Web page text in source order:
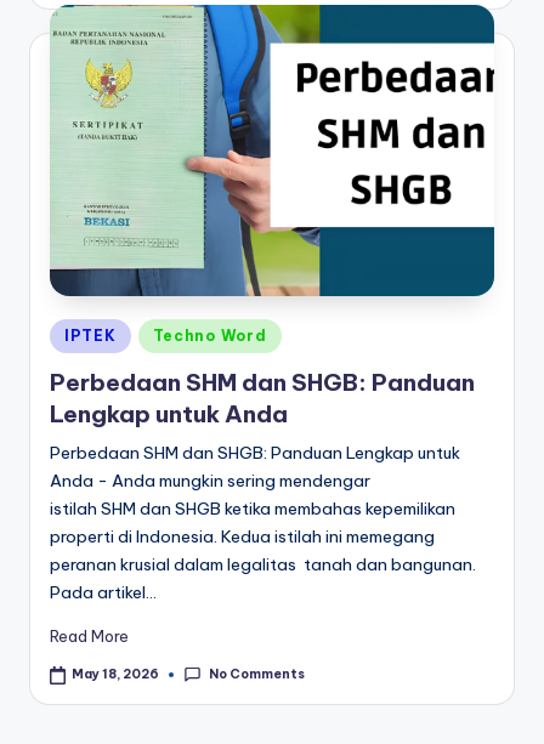
Posted
IPTEK Techno Word
Perbedaan SHM dan SHGB: Panduan
Lengkap untuk Anda
Perbedaan SHM dan SHGB: Panduan Lengkap untuk
Anda - Anda mungkin sering mendengar
istilah SHM dan SHGB ketika membahas kepemilikan
properti di Indonesia. Kedua istilah ini memegang
peranan krusial dalam legalitas tanah dan bangunan.
Pada artikel…
Read More
May 18, 2026 No Comments